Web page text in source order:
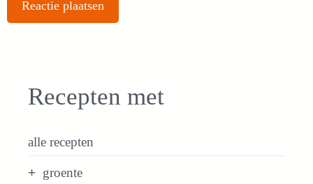
Recepten met
alle recepten
groente